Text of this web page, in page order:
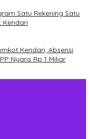
Satu Rekening Satu
Kendari
Kendari, Absensi
Nyaris Rp 1 Miliar